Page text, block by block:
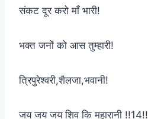
संकट दूर करो माँ भारी!
भक्त जनों को आस तुम्हारी!
त्रिपुरेश्वरी,शैलजा,भवानी!
जय जय जय शिव कि महारानी !!14!!